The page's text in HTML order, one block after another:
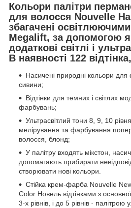
Кольори палітри
для волосся Nouvelle
збагачені
Megalift, за допомогою
додаткові світлі і
В наявності 122
Насичені природні кольори
сивини;
Відтінки для темних і світлих
фарбувань;
Ультрасвітлий тони 8, 9, 10
мелірування та фарбування
волосся, блонд;
У палітру входять мікстон,
допомагають прибирати
створювати нові кольори.
Стійка крем-фарба Nouvelle
Color Новель відтінками з
3-х рівнів, і до 5 рівнів - палітрою